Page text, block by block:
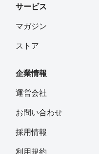
サービス
マガジン
ストア
企業情報
運営会社
お問い合わせ
採用情報
利用規約